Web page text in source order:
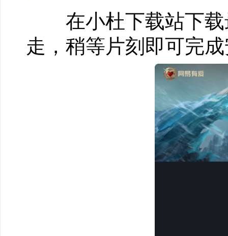
在小杜下载站下载
走，稍等片刻即可完